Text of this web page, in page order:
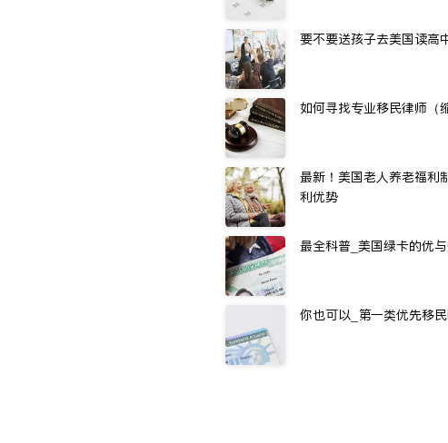
要不要送孩子去美国读高
如何寻找专业移民律师（
最新！美国老人养老福利
利优势
最全科普_美国绿卡的优
你也可以_第一类优先移